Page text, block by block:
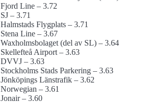
Fjord Line – 3.72
SJ – 3.71
Halmstads Flygplats – 3.71
Stena Line – 3.67
Waxholms­bolaget (del av SL) – 3.64
Skellefteå Airport – 3.63
DVVJ – 3.63
Stockholms Stads Parkering – 3.63
Jönköpings Länstrafik – 3.62
Norwegian – 3.61
Jonair – 3.60